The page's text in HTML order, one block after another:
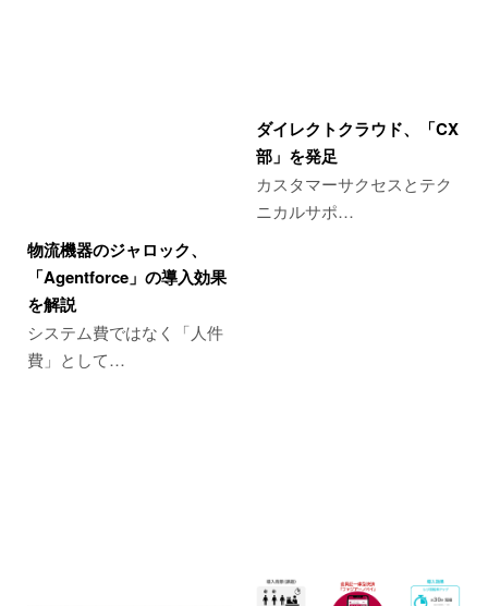
物流機器のジャロック、
「Agentforce」の導入効果
を解説
システム費ではなく「人件
費」として…
ダイレクトクラウド、「CX
部」を発足
カスタマーサクセスとテク
ニカルサポ…